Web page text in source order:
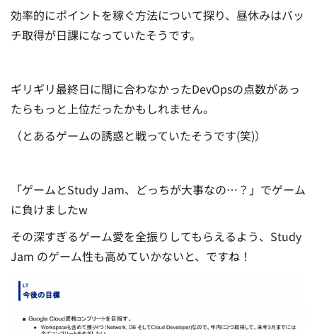
効率的にポイントを稼ぐ方法について探り、昼休みはバッ
チ取得が日課になっていたそうです。
ギリギリ最終日に間に合わなかったDevOpsの点数があっ
たらもっと上位だったかもしれません。
（とあるゲームの誘惑と戦っていたそうです(笑)）
「ゲームとStudy Jam、どっちが大事なの…？」でゲーム
に負けましたw
その深すぎるゲーム愛を全振りしてもらえるよう、Study
Jam のゲーム性も高めていかないと、ですね！